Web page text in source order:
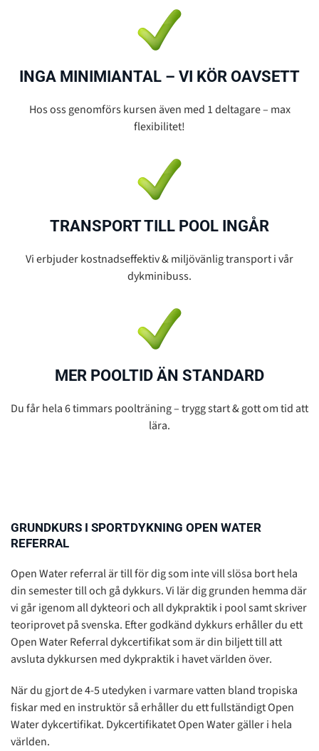
INGA MINIMIANTAL – VI KÖR OAVSETT
Hos oss genomförs kursen även med 1 deltagare – max
flexibilitet!
TRANSPORT TILL POOL INGÅR
Vi erbjuder kostnadseffektiv & miljövänlig transport i vår
dykminibuss.
MER POOLTID ÄN STANDARD
Du får hela 6 timmars poolträning – trygg start & gott om tid att
lära.
GRUNDKURS I SPORTDYKNING OPEN WATER
REFERRAL
Open Water referral är till för dig som inte vill slösa bort hela
din semester till och gå dykkurs. Vi lär dig grunden hemma där
vi går igenom all dykteori och all dykpraktik i pool samt skriver
teoriprovet på svenska. Efter godkänd dykkurs erhåller du ett
Open Water Referral dykcertifikat som är din biljett till att
avsluta dykkursen med dykpraktik i havet världen över.
När du gjort de 4-5 utedyken i varmare vatten bland tropiska
fiskar med en instruktör så erhåller du ett fullständigt Open
Water dykcertifikat. Dykcertifikatet Open Water gäller i hela
världen.